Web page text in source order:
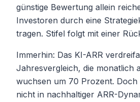
günstige Bewertung allein
Investoren durch eine
tragen. Stifel folgt mit einer
Immerhin: Das KI-ARR
Jahresvergleich, die monatlich
wuchsen um 70 Prozent. Doch
nicht in nachhaltiger ARR-